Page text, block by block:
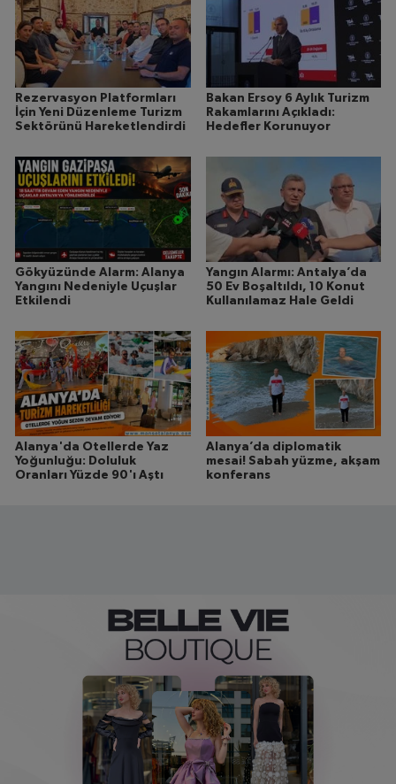
Rezervasyon Platformları
İçin Yeni Düzenleme Turizm
Sektörünü Hareketlendirdi
Bakan Ersoy 6 Aylık Turizm
Rakamlarını Açıkladı:
Hedefler Korunuyor
Gökyüzünde Alarm: Alanya
Yangını Nedeniyle Uçuşlar
Etkilendi
Yangın Alarmı: Antalya’da
50 Ev Boşaltıldı, 10 Konut
Kullanılamaz Hale Geldi
Alanya'da Otellerde Yaz
Yoğunluğu: Doluluk
Oranları Yüzde 90'ı Aştı
Alanya’da diplomatik
mesai! Sabah yüzme, akşam
konferans